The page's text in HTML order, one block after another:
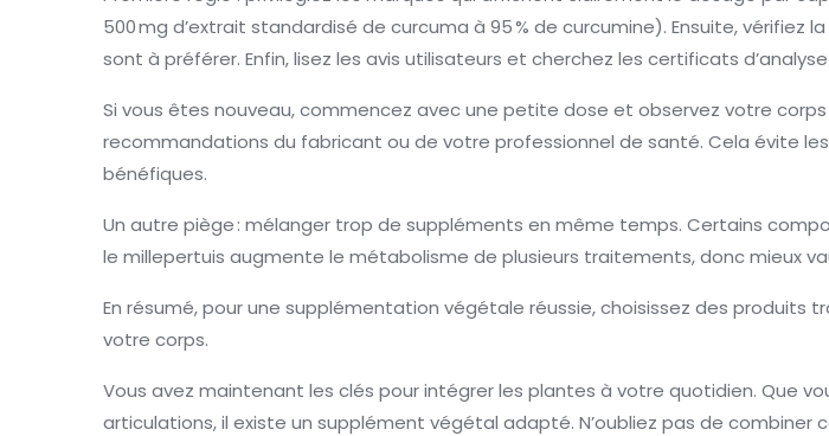
500 mg d’extrait standardisé de curcuma à 95 % de curcumine). Ensuite,
sont à préférer. Enfin, lisez les avis utilisateurs et cherchez les certificats
Si vous êtes nouveau, commencez avec une petite dose et observez votre
recommandations du fabricant ou de votre professionnel de santé. Cela évite
bénéfiques.
Un autre piège : mélanger trop de suppléments en même temps. Certains
le millepertuis augmente le métabolisme de plusieurs traitements, donc mieux
En résumé, pour une supplémentation végétale réussie, choisissez des
votre corps.
Vous avez maintenant les clés pour intégrer les plantes à votre quotidien. Que
articulations, il existe un supplément végétal adapté. N’oubliez pas de